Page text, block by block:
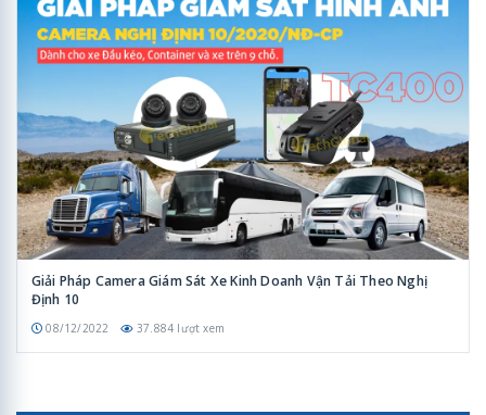
Giải Pháp Camera Giám Sát Xe Kinh Doanh Vận Tải Theo Nghị
Định 10
08/12/2022 37.884 lượt xem